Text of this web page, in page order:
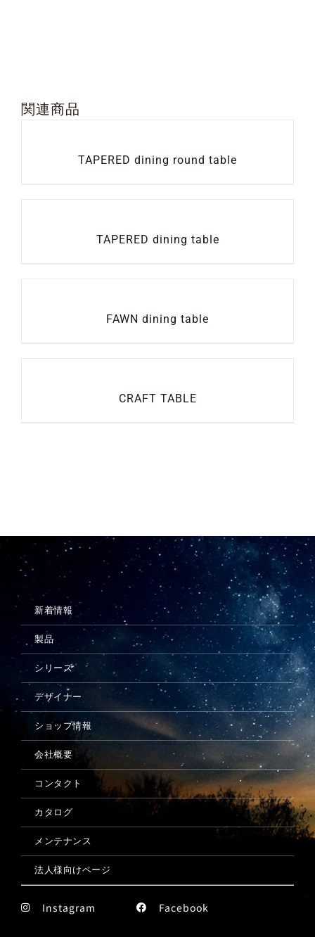
関連商品
TAPERED dining round table
TAPERED dining table
FAWN dining table
CRAFT TABLE
新着情報
製品
シリーズ
デザイナー
ショップ情報
会社概要
コンタクト
カタログ
メンテナンス
法人様向けページ
Instagram Facebook